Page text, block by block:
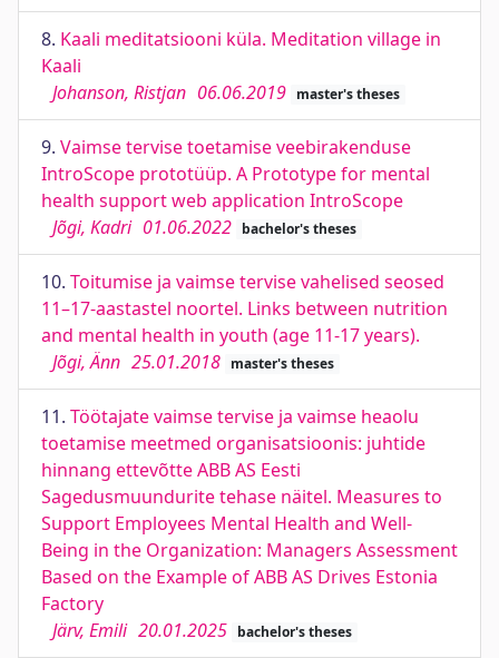
8. Kaali meditatsiooni küla. Meditation village in
Kaali
Johanson, Ristjan 06.06.2019 master's theses
9. Vaimse tervise toetamise veebirakenduse
IntroScope prototüüp. A Prototype for mental
health support web application IntroScope
Jõgi, Kadri 01.06.2022 bachelor's theses
10. Toitumise ja vaimse tervise vahelised seosed
11–17-aastastel noortel. Links between nutrition
and mental health in youth (age 11-17 years).
Jõgi, Änn 25.01.2018 master's theses
11. Töötajate vaimse tervise ja vaimse heaolu
toetamise meetmed organisatsioonis: juhtide
hinnang ettevõtte ABB AS Eesti
Sagedusmuundurite tehase näitel. Measures to
Support Employees Mental Health and Well-
Being in the Organization: Managers Assessment
Based on the Example of ABB AS Drives Estonia
Factory
Järv, Emili 20.01.2025 bachelor's theses